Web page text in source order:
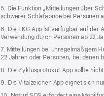
5. Die Funktion „Mitteilungen über
schwerer Schlafapnoe bei Personen
6. Die EKG App ist verfügbar auf der
Verwendung durch Personen ab 22
7. Mitteilungen bei unregelmäßigem
22 Jahren oder Personen, bei denen
8. Die Zyklusprotokoll App sollte
9. Die Vitalzeichen App eignet sich